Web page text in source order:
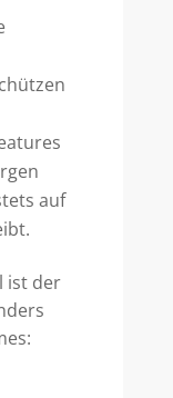
auf
ist der